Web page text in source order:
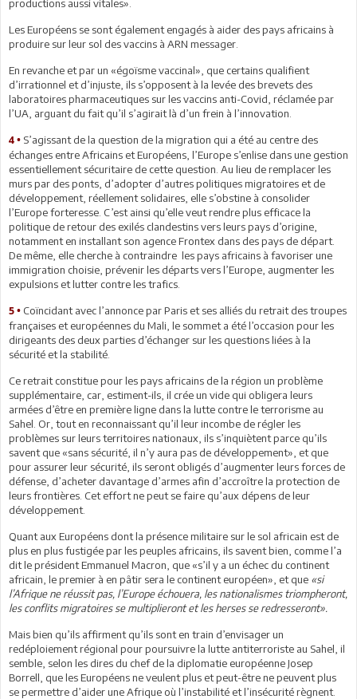
productions aussi vitales».
Les Européens se sont également engagés à aider des pays africains à
produire sur leur sol des vaccins à ARN messager.
En revanche et par un «égoïsme vaccinal», que certains qualifient
d’irrationnel et d’injuste, ils s’opposent à la levée des brevets des
laboratoires pharmaceutiques sur les vaccins anti-Covid, réclamée par
l’UA, arguant du fait qu’il s’agirait là d’un frein à l’innovation.
4 • S’agissant de la question de la migration qui a été au centre des
échanges entre Africains et Européens, l’Europe s’enlise dans une gestion
essentiellement sécuritaire de cette question. Au lieu de remplacer les
murs par des ponts, d’adopter d’autres politiques migratoires et de
développement, réellement solidaires, elle s’obstine à consolider
l’Europe forteresse. C’est ainsi qu’elle veut rendre plus efficace la
politique de retour des exilés clandestins vers leurs pays d’origine,
notamment en installant son agence Frontex dans des pays de départ.
De même, elle cherche à contraindre les pays africains à favoriser une
immigration choisie, prévenir les départs vers l’Europe, augmenter les
expulsions et lutter contre les trafics.
5 • Coïncidant avec l’annonce par Paris et ses alliés du retrait des troupes
françaises et européennes du Mali, le sommet a été l’occasion pour les
dirigeants des deux parties d’échanger sur les questions liées à la
sécurité et la stabilité.
Ce retrait constitue pour les pays africains de la région un problème
supplémentaire, car, estiment-ils, il crée un vide qui obligera leurs
armées d’être en première ligne dans la lutte contre le terrorisme au
Sahel. Or, tout en reconnaissant qu’il leur incombe de régler les
problèmes sur leurs territoires nationaux, ils s’inquiètent parce qu’ils
savent que «sans sécurité, il n’y aura pas de développement», et que
pour assurer leur sécurité, ils seront obligés d’augmenter leurs forces de
défense, d’acheter davantage d’armes afin d’accroître la protection de
leurs frontières. Cet effort ne peut se faire qu’aux dépens de leur
développement.
Quant aux Européens dont la présence militaire sur le sol africain est de
plus en plus fustigée par les peuples africains, ils savent bien, comme l’a
dit le président Emmanuel Macron, que «s’il y a un échec du continent
africain, le premier à en pâtir sera le continent européen», et que «si
l’Afrique ne réussit pas, l’Europe échouera, les nationalismes triompheront,
les conflits migratoires se multiplieront et les herses se redresseront».
Mais bien qu’ils affirment qu’ils sont en train d’envisager un
redéploiement régional pour poursuivre la lutte antiterroriste au Sahel, il
semble, selon les dires du chef de la diplomatie européenne Josep
Borrell, que les Européens ne veulent plus et peut-être ne peuvent plus
se permettre d’aider une Afrique où l’instabilité et l’insécurité règnent.